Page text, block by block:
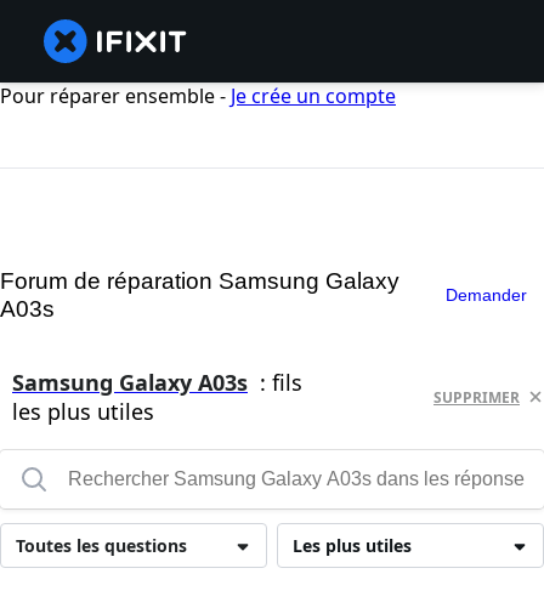
Pour réparer ensemble - Je crée un compte
Forum de réparation Samsung Galaxy
A03s
Demander
Samsung Galaxy A03s : fils
les plus utiles
SUPPRIMER
Les plus utiles
Toutes les questions